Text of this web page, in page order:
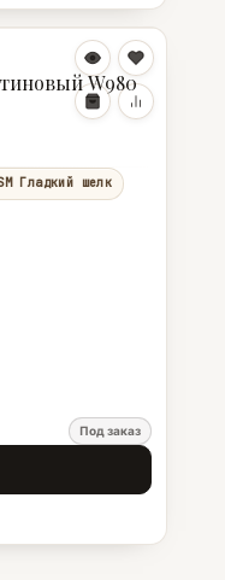
W980
Гладкий шелк
Под заказ